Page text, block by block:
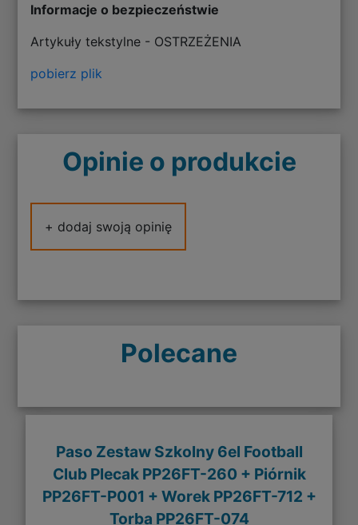
Informacje o bezpieczeństwie
Artykuły tekstylne - OSTRZEŻENIA
pobierz plik
Opinie o produkcie
+ dodaj swoją opinię
Polecane
Paso Zestaw Szkolny 6el Football
Club Plecak PP26FT-260 + Piórnik
PP26FT-P001 + Worek PP26FT-712 +
Torba PP26FT-074